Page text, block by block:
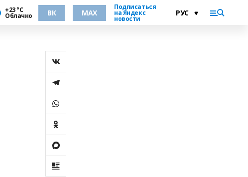
+23 °С
Облачно ВК MAX
Подписаться
на Яндекс
новости